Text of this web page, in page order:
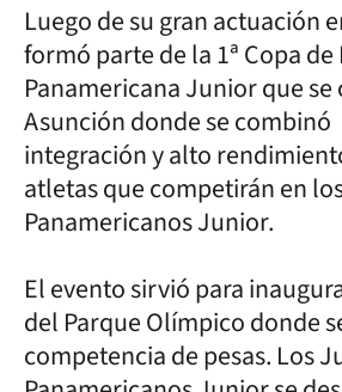
Luego de su gran actuación
formó parte de la 1ª Copa
Panamericana Junior que
Asunción donde se
integración y alto
atletas que competirán en
Panamericanos Junior.
El evento sirvió para
del Parque Olímpico donde
competencia de pesas. Los